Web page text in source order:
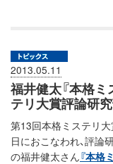
2013.05.11
福井健太『本格
テリ大賞評論研
第13回本格ミステリ
日におこなわれ、評論
の福井健太さん『本格